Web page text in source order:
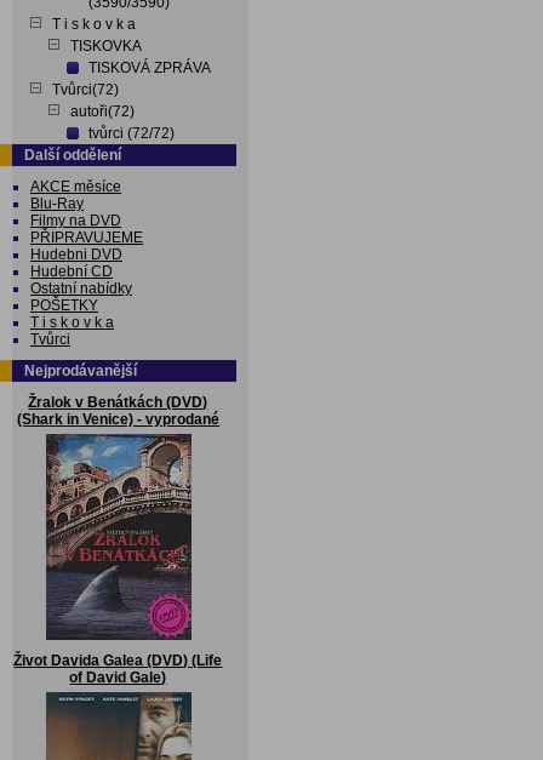
T i s k o v k a
TISKOVKA
TISKOVÁ ZPRÁVA
Tvůrci(72)
autoři(72)
tvůrci (72/72)
Další oddělení
AKCE měsíce
Blu-Ray
Filmy na DVD
PŘIPRAVUJEME
Hudebni DVD
Hudební CD
Ostatní nabídky
POŠETKY
T i s k o v k a
Tvůrci
Nejprodávanější
Žralok v Benátkách (DVD)
(Shark in Venice) - vyprodané
Život Davida Galea (DVD) (Life
of David Gale)